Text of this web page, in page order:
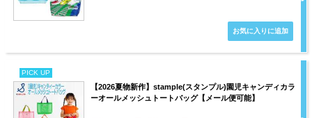
PICK UP
【2026夏物新作】stample(スタンプル)園児キャンディカラ
ーオールメッシュトートバッグ【メール便可能】